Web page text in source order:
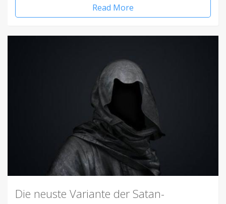
Read More
Die neuste Variante der Satan-